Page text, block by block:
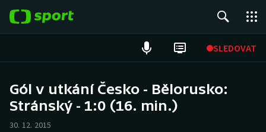
SLEDOVAT
Hokej
Gól v utkání Česko - Bělorusko:
Stránský - 1:0 (16. min.)
30. 12. 2015